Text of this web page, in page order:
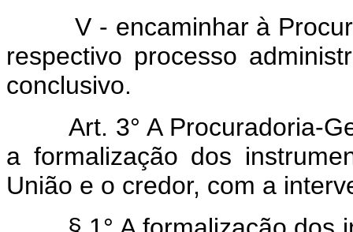
V - encaminhar à
respectivo processo
conclusivo.
Art. 3° A Procuradoria-
a formalização dos
União e o credor, com a